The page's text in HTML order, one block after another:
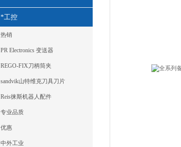
*工控
热销
PR Electronics 变送器
REGO-FIX刀柄筒夹
sandvik山特维克刀具刀片
Reis徕斯机器人配件
专业品质
优惠
中外工业